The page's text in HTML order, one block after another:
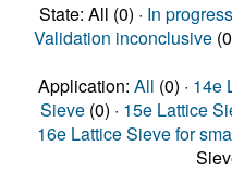
State: All (0) · In progress
Validation inconclusive
Application: All (0) · 14e
Sieve (0) · 15e Lattice
16e Lattice Sieve for